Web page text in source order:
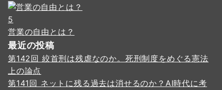
5
営業の自由とは？
最近の投稿
第142回 絞首刑は残虐なのか。死刑制度をめぐる憲法
上の論点
第141回 ネットに残る過去は消せるのか？AI時代に考